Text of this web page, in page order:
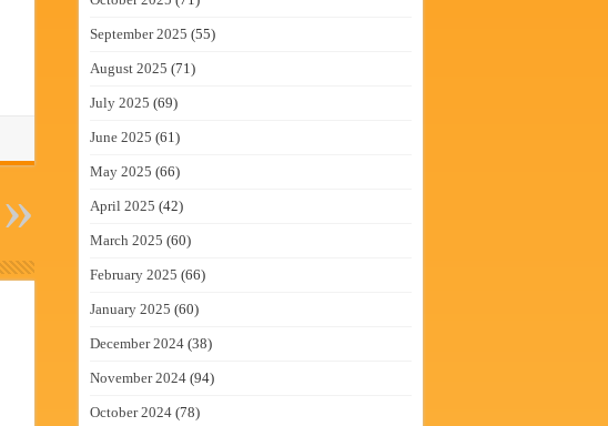
September 2025 (55)
August 2025 (71)
July 2025 (69)
June 2025 (61)
May 2025 (66)
April 2025 (42)
March 2025 (60)
February 2025 (66)
January 2025 (60)
December 2024 (38)
November 2024 (94)
October 2024 (78)